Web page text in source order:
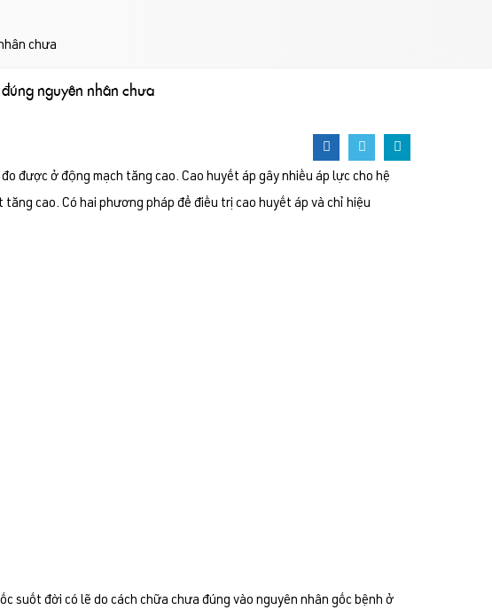
chưa
nguyên nhân chưa
được ở động mạch tăng cao. Cao huyết áp gây nhiều áp lực cho hệ
cao. Có hai phương pháp để điều trị cao huyết áp và chỉ hiệu
suốt đời có lẽ do cách chữa chưa đúng vào nguyên nhân gốc bệnh ở